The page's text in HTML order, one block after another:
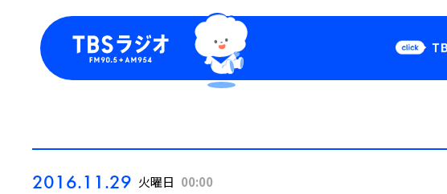
Podcast
2016.11.29 火曜日 00:00